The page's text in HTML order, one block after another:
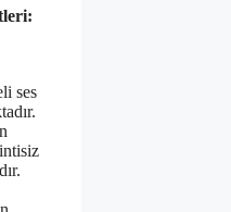
ses